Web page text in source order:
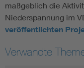
maßgeblich die
Niederspannung im
veröffentlichten
Verwandte